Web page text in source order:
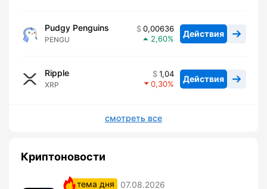
Pudgy Penguins
PENGU
0,00636
2,60
Действия
Ripple
XRP
1,04
0,30
Действия
смотреть все
Криптоновости
тема дня 07.08.2026